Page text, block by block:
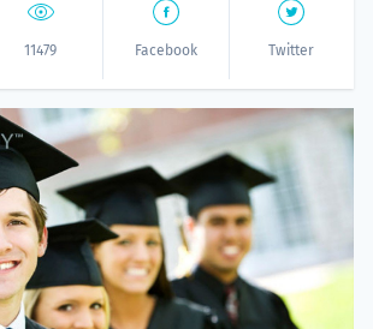
11479 Facebook Twitter